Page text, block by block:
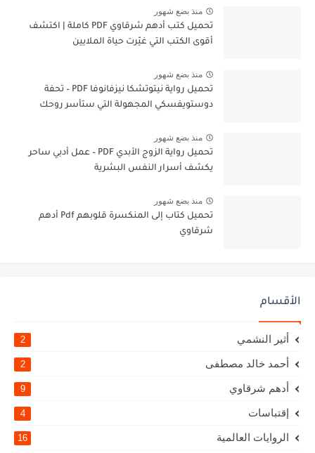
منذ بضع شهور
تحميل كتب أدهم شرقاوي PDF كاملة | اكتشف
أقوى الكتب التي غيّرت حياة الملايين
منذ بضع شهور
تحميل رواية نيتوتشكا نيزفانوفا PDF – تحفة
دوستويفسكي المجهولة التي ستأسر روحك
منذ بضع شهور
تحميل رواية الزوج الأبدي PDF – عمل أدبي ساحر
يكشف أسرار النفس البشرية
منذ بضع شهور
تحميل كتاب إلى المنكسرة قلوبهم Pdf أدهم
شرقاوي
الأقسام
أثير النشمي 2
أحمد خالد مصطفى 2
أدهم شرقاوي 9
إقتباسات 4
الروايات العالمية 16